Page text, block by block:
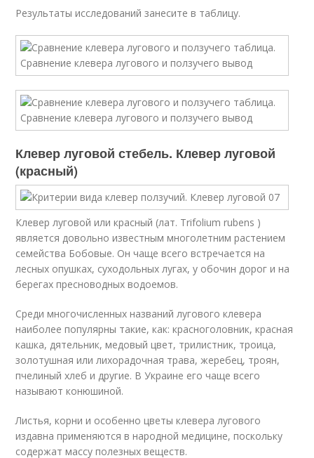
Результаты исследований занесите в таблицу.
Клевер луговой стебель. Клевер луговой
(красный)
Клевер луговой или красный (лат. Trifolium rubens )
является довольно известным многолетним растением
семейства Бобовые. Он чаще всего встречается на
лесных опушках, суходольных лугах, у обочин дорог и на
берегах пресноводных водоемов.
Среди многочисленных названий лугового клевера
наиболее популярны такие, как: красноголовник, красная
кашка, дятельник, медовый цвет, трилистник, троица,
золотушная или лихорадочная трава, жеребец, троян,
пчелиный хлеб и другие. В Украине его чаще всего
называют конюшиной.
Листья, корни и особенно цветы клевера лугового
издавна применяются в народной медицине, поскольку
содержат массу полезных веществ.